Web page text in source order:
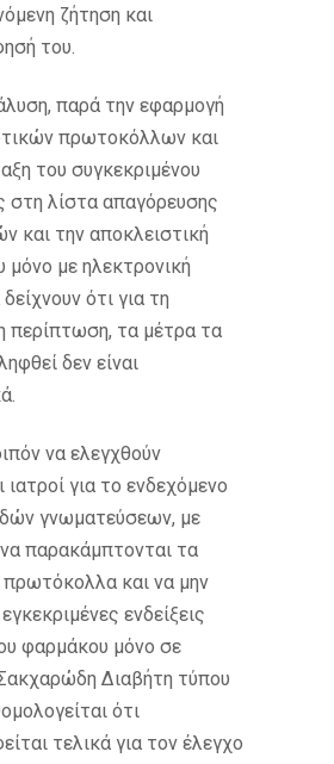
ζήτηση και
του.
παρά την εφαρμογή
πρωτοκόλλων και
του συγκεκριμένου
στη λίστα απαγόρευσης
και την αποκλειστική
μόνο με ηλεκτρονική
ότι για τη
περίπτωση, τα μέτρα τα
δεν είναι
να ελεγχθούν
για το ενδεχόμενο
γνωματεύσεων, με
παρακάμπτονται τα
πρωτόκολλα και να μην
ενδείξεις
φαρμάκου μόνο σε
Διαβήτη τύπου
ότι
τελικά για τον έλεγχο